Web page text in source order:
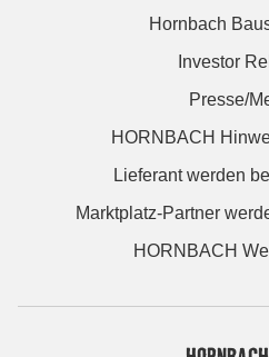
Hornbach
Investor
Presse/
HORNBACH
Lieferant werden
Marktplatz-Partner
HORNBACH